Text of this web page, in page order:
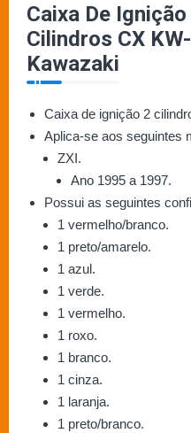
Caixa De
Cilindros CX
Kawazaki
Caixa de ignição 2
Aplica-se aos seguintes
ZXI.
Ano 1995 a 1997.
Possui as seguintes
1 vermelho/branco.
1 preto/amarelo.
1 azul.
1 verde.
1 vermelho.
1 roxo.
1 branco.
1 cinza.
1 laranja.
1 preto/branco.